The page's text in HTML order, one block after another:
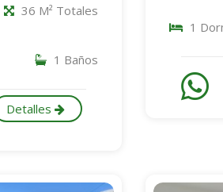
36 M² Totales
1 Baños
Detalles
1